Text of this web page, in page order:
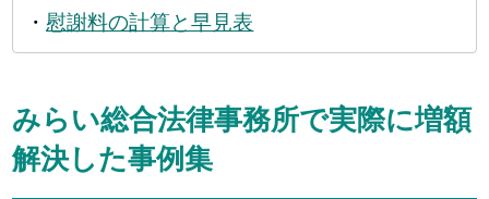
・慰謝料の計算と早見表
みらい総合法律事務所で実際に増額
解決した事例集